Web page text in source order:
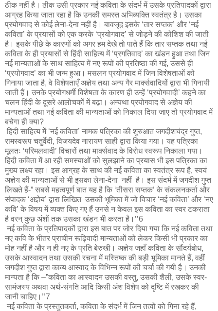
ठीक नहीं है। ठीक उसी प्रकार नई कविता के संदर्भ में उसके प्रतिपादकों द्वारा
आग्रह किया जाता रहा है कि उनकी समस्त अभिव्यक्ति स्वतंत्र है। उसका
प्रयोगवाद से कोई लेना-देना नहीं है। बावजूद इसके ‘तार सप्तक’ और ‘नई
कविता’ के प्रयासों को एक करके ‘प्रयोगवाद’ से जोड़ने की कोशिश की जाती
है। इसके पीछे के कारणों को अगर हम देखे तो पाते हैं कि तार सप्तक तथा नई
कविता के ही प्रयासों से हिंदी साहित्य में ‘प्रगतिवाद’ का खंडन हुआ तथा जिन
नई मान्यताओं के साथ साहित्य में नए रूपों की प्रतिष्ठा की गई, उससे ही
‘प्रयोगवाद’ का भी जन्म हुआ। मसलन प्रयोगवाद में जिन विशेषताओं को
गिनाया जाता है, वे विशेषताएँ अज्ञेय तथा अन्य गैर मार्क्सवादियों द्वारा भी गिनायी
जाती हैं। उनके प्रयोगधर्मी विशेषता के कारण ही उन्हें ‘प्रयोगवादी’ कहने का
चलन हिंदी के दूसरे आलोचकों में बढ़ा। अन्यथा प्रयोगवाद से अज्ञेय की
मान्यताओं तथा नई कविता की मान्यताओं को निकाल दिया जाए तो प्रयोगवाद में
बचेगा ही क्या?
हिंदी साहित्य में ‘नई कविता’ नामक पत्रिका की शुरुआत जगदीशचंद्र गुप्त,
रामस्वरूप चतुर्वेदी, विजयदेव नारायण साही द्वारा किया गया। यह पत्रिका
मूलतः ‘परिमलवादी’ विचारों तथा मार्क्सवाद के विरोध स्वरूप निकाला गया।
हिंदी कविता में आ रही समस्याओं को सुलझाने का प्रयास भी इस पत्रिका का
मुख्य लक्ष्य रहा। इस आग्रह के साथ की नई कविता का स्वतंत्र रूप है, स्वयं
अज्ञेय की मान्यताओं से भी इसका लेना-देना नहीं है। इस संदर्भ में जगदीश गुप्त
लिखते हैं-” सबसे महत्वपूर्ण बात यह है कि ‘तीसरा सप्तक’ के संकलनकर्ता और
संपादक ‘अज्ञेय’ द्वारा लिखित उसकी भूमिका में जो विचार ‘नई कविता’ और ‘नए
कवि’ के विषय में व्यक्त किए गए हैं उनसे न केवल इस कविता का स्वर टकराता
है वरन् कुछ अंशों तक उसका खंडन भी करता है।’’6
नई कविता के प्रतिपादकों द्वारा इस बात पर जोर दिया गया कि नई कविता तथा
नए कवि के भीतर प्राचीन रूढ़िवादी मान्यताओं को लेकर किसी भी प्रकार का
मोह नहीं है और न ही नए के प्रति बेरुखी। अज्ञेय जहाँ कविता के सौंदर्यबोध,
उसके आस्वादन तथा उसकी रचना में मस्तिष्क की बड़ी भूमिका मानते हैं, वहीं
जगदीश गुप्त द्वारा काव्य आस्वाद के विभिन्न रूपों की चर्चा की गयी है। उनकी
मान्यता है कि –”कविता का आस्वादन उसकी वस्तु, उसकी शैली, उसके स्वर-
सामंजस्य अथवा अर्थ-संगति आदि किसी अंश विशेष को दृष्टि में रखकर की
जानी चाहिए।’’7
नई कविता के प्रस्तुतकर्ता, कविता के संदर्भ में जिन तत्वों को गिना रहे हैं,